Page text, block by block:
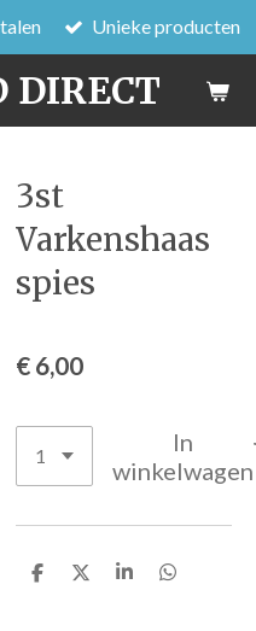
DIRECT
Unieke producten
3st
Varkenshaas
spies
€ 6,00
In
winkelwagen
D
D
S
D